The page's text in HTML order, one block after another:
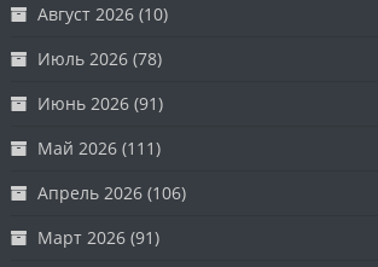
Август 2026 (10)
Июль 2026 (78)
Июнь 2026 (91)
Май 2026 (111)
Апрель 2026 (106)
Март 2026 (91)